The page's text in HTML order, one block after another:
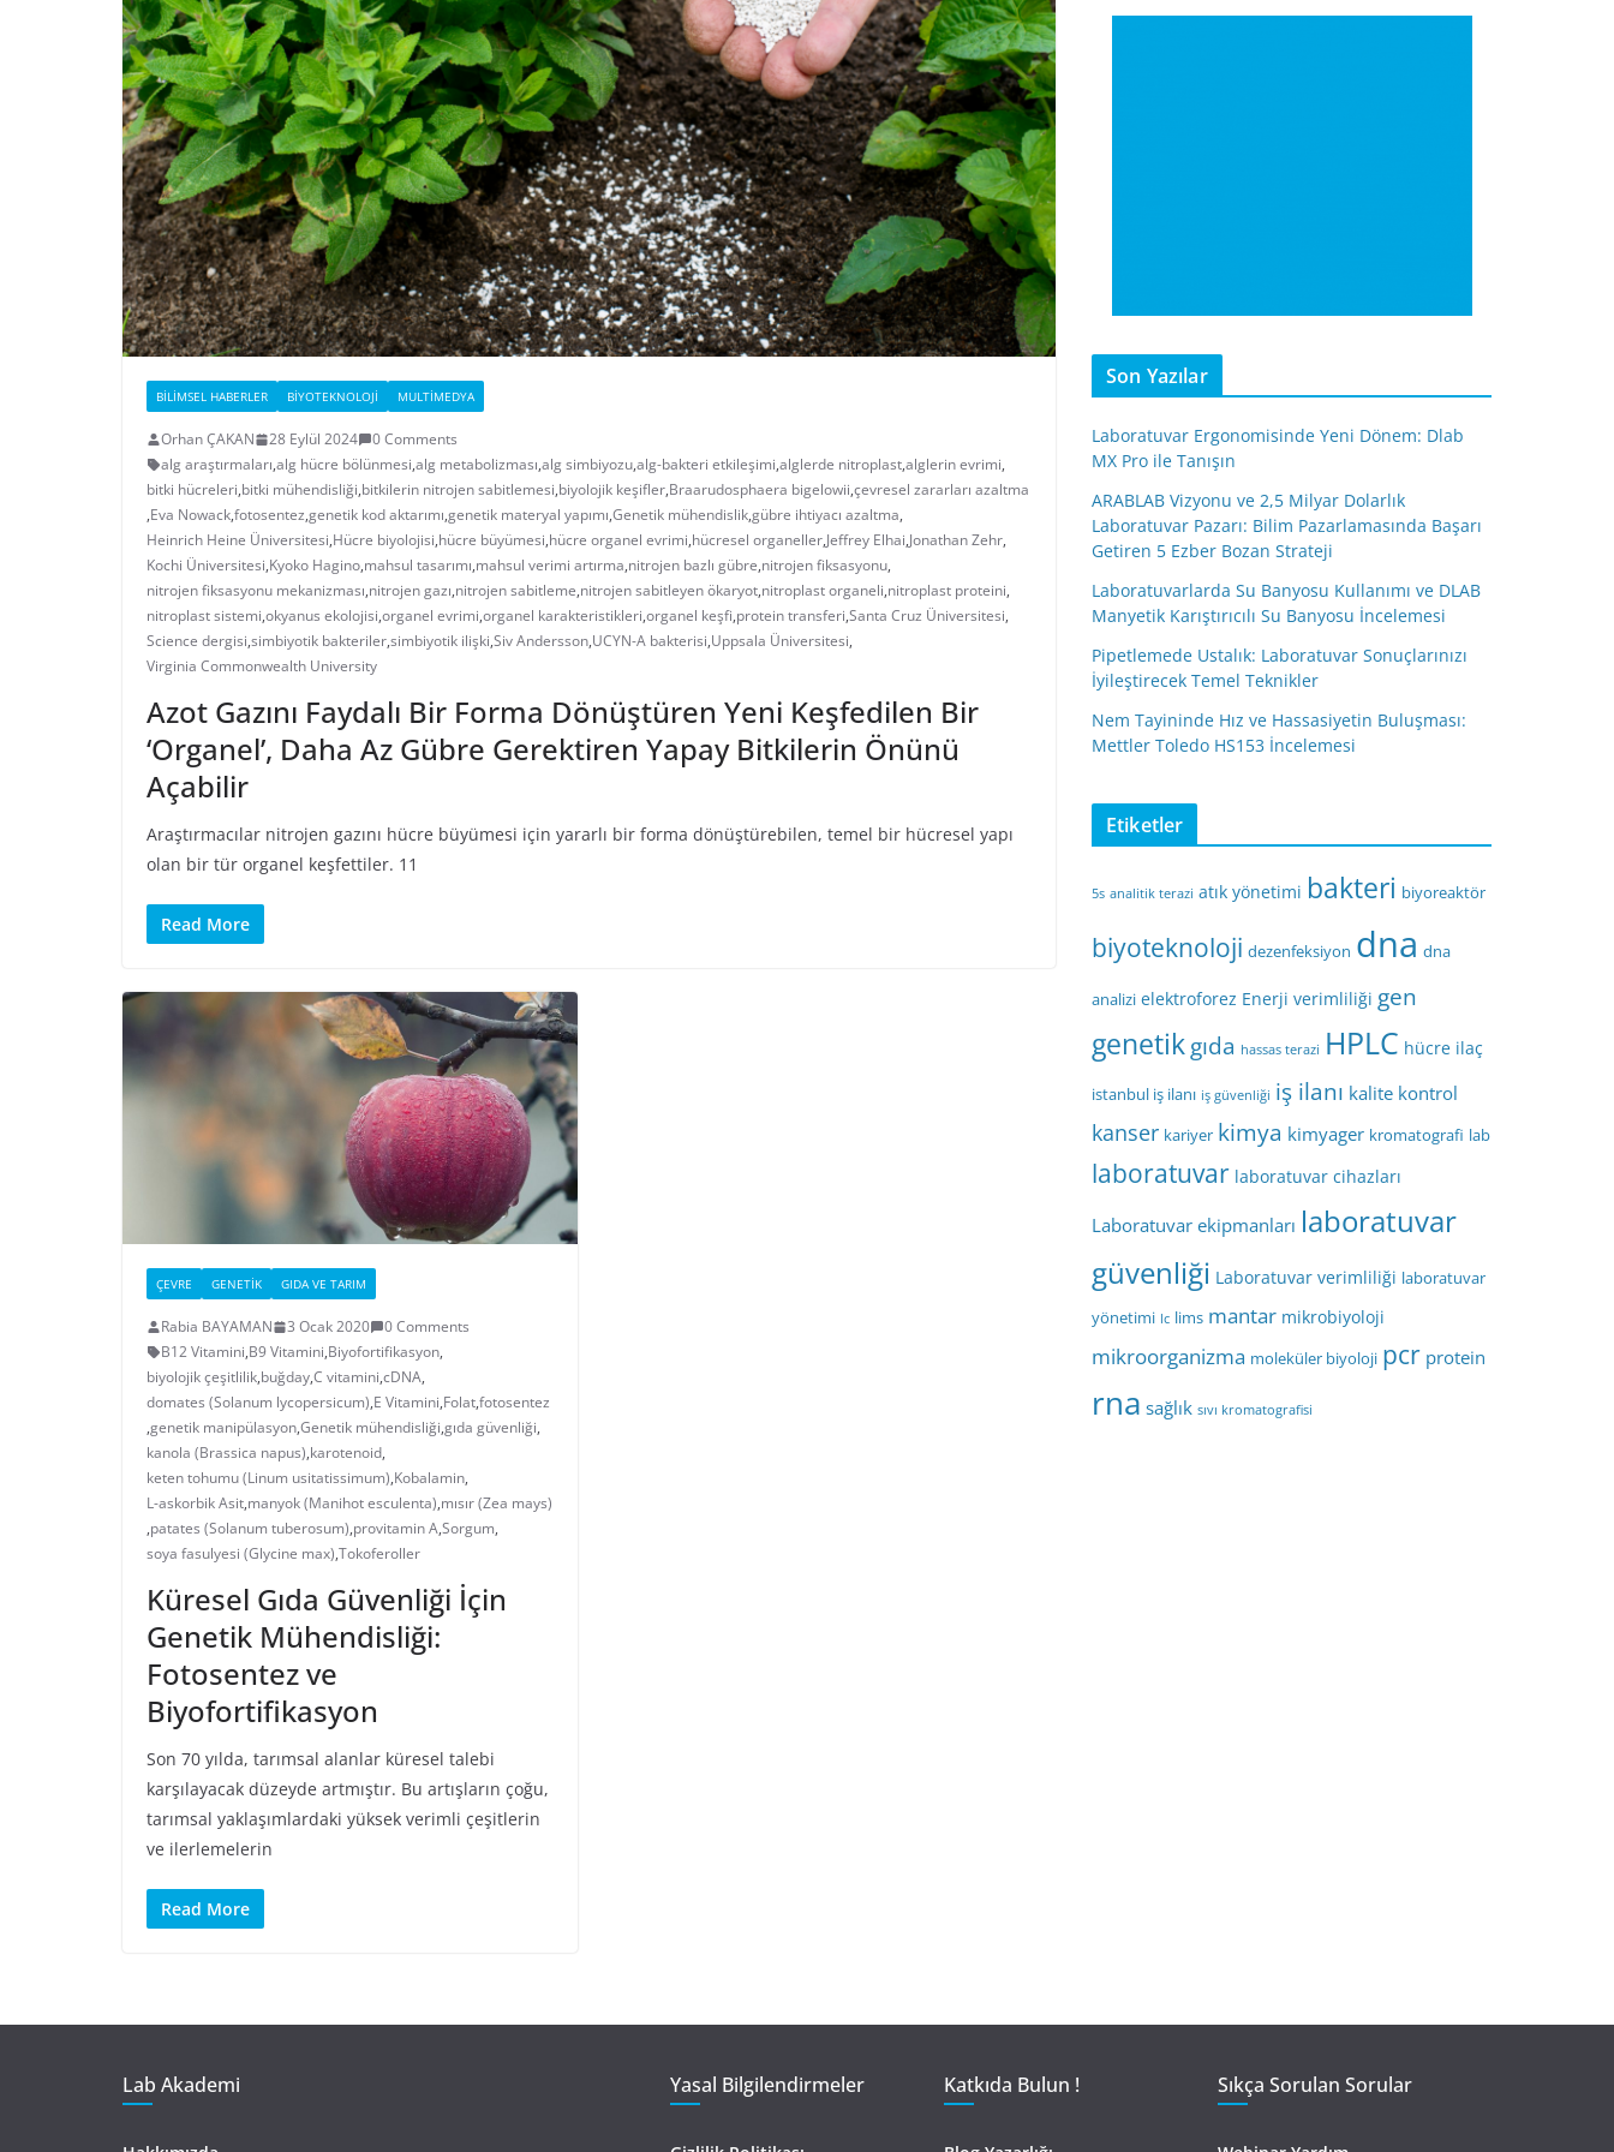
BILIMSEL HABERLER BIYOTEKNOLOJI MULTIMEDYA
Orhan ÇAKAN 28 Eylül 2024
0 Comments
alg araştırmaları,alg hücre bölünmesi,alg metabolizması,alg simbiyozu,alg-bakteri etkileşimi,alglerde nitroplast,alglerin evrimi,
bitki hücreleri,bitki mühendisliği,bitkilerin nitrojen sabitlemesi,biyolojik keşifler,Braarudosphaera bigelowii,çevresel zararları azaltma
,Eva Nowack,fotosentez,genetik kod aktarımı,genetik materyal yapımı,Genetik mühendislik,gübre ihtiyacı azaltma,
Heinrich Heine Üniversitesi,Hücre biyolojisi,hücre büyümesi,hücre organel evrimi,hücresel organeller,Jeffrey Elhai,Jonathan Zehr,
Kochi Üniversitesi,Kyoko Hagino,mahsul tasarımı,mahsul verimi artırma,nitrojen bazlı gübre,nitrojen fiksasyonu,
nitrojen fiksasyonu mekanizması,nitrojen gazı,nitrojen sabitleme,nitrojen sabitleyen ökaryot,nitroplast organeli,nitroplast proteini,
nitroplast sistemi,okyanus ekolojisi,organel evrimi,organel karakteristikleri,organel keşfi,protein transferi,Santa Cruz Üniversitesi,
Science dergisi,simbiyotik bakteriler,simbiyotik ilişki,Siv Andersson,UCYN-A bakterisi,Uppsala Üniversitesi,
Virginia Commonwealth University
Azot Gazını Faydalı Bir Forma Dönüştüren Yeni Keşfedilen Bir
‘Organel’, Daha Az Gübre Gerektiren Yapay Bitkilerin Önünü
Açabilir
Araştırmacılar nitrojen gazını hücre büyümesi için yararlı bir forma dönüştürebilen, temel bir hücresel yapı
olan bir tür organel keşfettiler. 11
Read More
ÇEVRE GENETIK GIDA VE TARIM
Rabia BAYAMAN 3 Ocak 2020
0 Comments
B12 Vitamini,B9 Vitamini,Biyofortifikasyon,
biyolojik çeşitlilik,buğday,C vitamini,cDNA,
domates (Solanum lycopersicum),E Vitamini,Folat,fotosentez
,genetik manipülasyon,Genetik mühendisliği,gıda güvenliği,
kanola (Brassica napus),karotenoid,
keten tohumu (Linum usitatissimum),Kobalamin,
L-askorbik Asit,manyok (Manihot esculenta),mısır (Zea mays)
,patates (Solanum tuberosum),provitamin A,Sorgum,
soya fasulyesi (Glycine max),Tokoferoller
Küresel Gıda Güvenliği İçin
Genetik Mühendisliği:
Fotosentez ve
Biyofortifikasyon
Son 70 yılda, tarımsal alanlar küresel talebi
karşılayacak düzeyde artmıştır. Bu artışların çoğu,
tarımsal yaklaşımlardaki yüksek verimli çeşitlerin
ve ilerlemelerin
Read More
Son Yazılar
Laboratuvar Ergonomisinde Yeni Dönem: Dlab
MX Pro ile Tanışın
ARABLAB Vizyonu ve 2,5 Milyar Dolarlık
Laboratuvar Pazarı: Bilim Pazarlamasında Başarı
Getiren 5 Ezber Bozan Strateji
Laboratuvarlarda Su Banyosu Kullanımı ve DLAB
Manyetik Karıştırıcılı Su Banyosu İncelemesi
Pipetlemede Ustalık: Laboratuvar Sonuçlarınızı
İyileştirecek Temel Teknikler
Nem Tayininde Hız ve Hassasiyetin Buluşması:
Mettler Toledo HS153 İncelemesi
Etiketler
5s analitik terazi atık yönetimi bakteri biyoreaktör
biyoteknoloji dezenfeksiyon dna dna
analizi elektroforez Enerji verimliliği gen
genetikgıda hassas terazi HPLC hücre ilaç
istanbul iş ilanı iş güvenliği iş ilanı kalite kontrol
kanser kariyer kimya kimyager kromatografi lab
laboratuvar laboratuvar cihazları
Laboratuvar ekipmanları laboratuvar
güvenliği Laboratuvar verimliliği laboratuvar
yönetimi lc lims mantar mikrobiyoloji
mikroorganizma moleküler biyoloji pcr protein
rna sağlık sıvı kromatografisi
Lab Akademi Yasal Bilgilendirmeler Katkıda Bulun ! Sıkça Sorulan Sorular